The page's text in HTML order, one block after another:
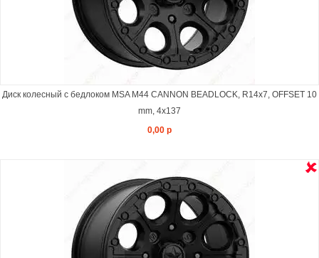
Диск колесный с бедлоком MSA M44 CANNON BEADLOCK, R14x7, OFFSET 10
mm, 4x137
0,00 р